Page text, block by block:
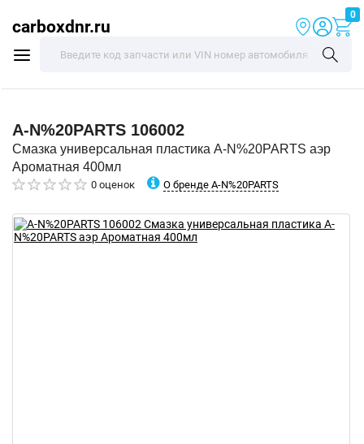
carboxdnr.ru
0
A-N%20PARTS 106002
Смазка универсальная пластика A-N%20PARTS аэр
Ароматная 400мл
0 оценок О бренде A-N%20PARTS